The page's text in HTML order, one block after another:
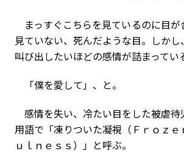
まっすぐこちらを見ているのに目が
見ていない、死んだような目。しか
叫び出したいほどの感情が詰まってい
「僕を愛して」、と。
感情を失い、冷たい目をした被虐待
用語で「凍りついた凝視（Ｆｒｏｚ
ｕｌｎｅｓｓ）」と呼ぶ。